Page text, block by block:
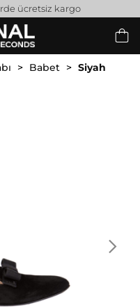
ücretsiz kargo
Babet
Siyah